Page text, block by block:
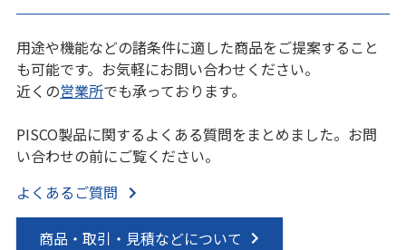
用途や機能などの諸条件に適した商品をご提案すること
も可能です。お気軽にお問い合わせください。
近くの営業所でも承っております。
PISCO製品に関するよくある質問をまとめました。お問
い合わせの前にご覧ください。
よくあるご質問
商品・取引・見積などについて